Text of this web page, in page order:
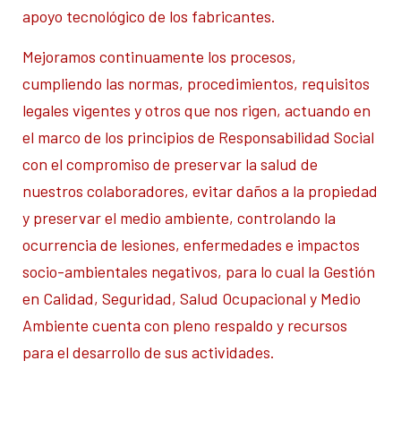
apoyo tecnológico de los fabricantes.
Mejoramos continuamente los procesos,
cumpliendo las normas, procedimientos, requisitos
legales vigentes y otros que nos rigen, actuando en
el marco de los principios de Responsabilidad Social
con el compromiso de preservar la salud de
nuestros colaboradores, evitar daños a la propiedad
y preservar el medio ambiente, controlando la
ocurrencia de lesiones, enfermedades e impactos
socio-ambientales negativos, para lo cual la Gestión
en Calidad, Seguridad, Salud Ocupacional y Medio
Ambiente cuenta con pleno respaldo y recursos
para el desarrollo de sus actividades.